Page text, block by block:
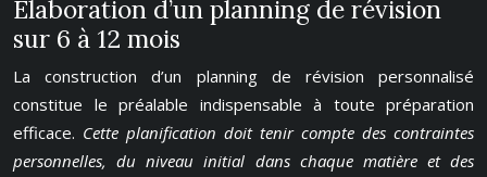
Élaboration d’un planning de révision
sur 6 à 12 mois
La construction d’un planning de révision personnalisé
constitue le préalable indispensable à toute préparation
efficace. Cette planification doit tenir compte des contraintes
personnelles, du niveau initial dans chaque matière et des